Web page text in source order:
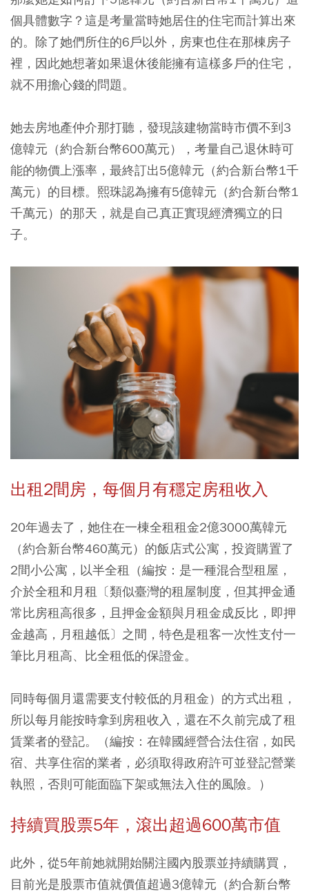
個具體數字？這是考量當時她居住的住宅而計算出來
的。除了她們所住的6戶以外，房東也住在那棟房子
裡，因此她想著如果退休後能擁有這樣多戶的住宅，
就不用擔心錢的問題。
她去房地產仲介那打聽，發現該建物當時市價不到3
億韓元（約合新台幣600萬元），考量自己退休時可
能的物價上漲率，最終訂出5億韓元（約合新台幣1千
萬元）的目標。熙珠認為擁有5億韓元（約合新台幣1
千萬元）的那天，就是自己真正實現經濟獨立的日
子。
出租2間房，每個月有穩定房租收入
20年過去了，她住在一棟全租租金2億3000萬韓元
（約合新台幣460萬元）的飯店式公寓，投資購置了
2間小公寓，以半全租（編按：是一種混合型租屋，
介於全租和月租〔類似臺灣的租屋制度，但其押金通
常比房租高很多，且押金金額與月租金成反比，即押
金越高，月租越低〕之間，特色是租客一次性支付一
筆比月租高、比全租低的保證金。
同時每個月還需要支付較低的月租金）的方式出租，
所以每月能按時拿到房租收入，還在不久前完成了租
賃業者的登記。（編按：在韓國經營合法住宿，如民
宿、共享住宿的業者，必須取得政府許可並登記營業
執照，否則可能面臨下架或無法入住的風險。）
持續買股票5年，滾出超過600萬市值
此外，從5年前她就開始關注國內股票並持續購買，
目前光是股票市值就價值超過3億韓元（約合新台幣